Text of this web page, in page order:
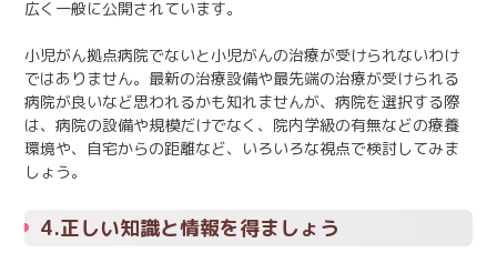
広く一般に公開されています。
小児がん拠点病院でないと小児がんの治療が受けられないわけ
ではありません。最新の治療設備や最先端の治療が受けられる
病院が良いなど思われるかも知れませんが、病院を選択する際
は、病院の設備や規模だけでなく、院内学級の有無などの療養
環境や、自宅からの距離など、いろいろな視点で検討してみま
しょう。
4.正しい知識と情報を得ましょう